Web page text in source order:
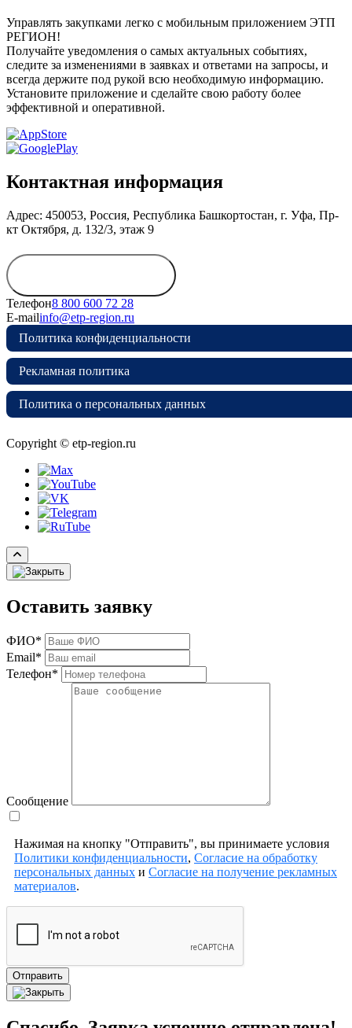
Управлять закупками легко с мобильным приложением ЭТП
РЕГИОН!
Получайте уведомления о самых актуальных событиях,
следите за изменениями в заявках и ответами на запросы, и
всегда держите под рукой всю необходимую информацию.
Установите приложение и сделайте свою работу более
эффективной и оперативной.
Контактная информация
Адрес: 450053, Россия, Республика Башкортостан, г. Уфа, Пр-
кт Октября, д. 132/3, этаж 9
Телефон8 800 600 72 28
E-mailinfo@etp-region.ru
Политика конфиденциальности
Рекламная политика
Политика о персональных данных
Copyright © etp-region.ru
Оставить заявку
ФИО*
Email*
Телефон*
Сообщение
Нажимая на кнопку "Отправить", вы принимаете условия
Политики конфиденциальности, Согласие на обработку
персональных данных и Согласие на получение рекламных
материалов.
Отправить